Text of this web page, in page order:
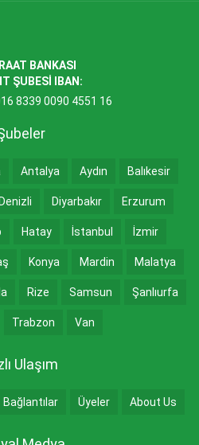
BANKASI
ŞUBESİ IBAN:
8339 0090 4551 16
Antalya Aydın Balıkesir
Denizli Diyarbakır Erzurum
Hatay İstanbul İzmir
Konya Mardin Malatya
Rize Samsun Şanlıurfa
Trabzon Van
Ulaşım
Bağlantılar Üyeler About Us